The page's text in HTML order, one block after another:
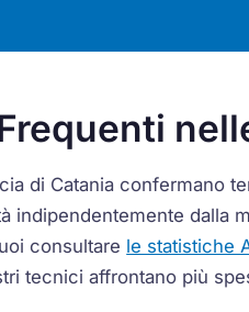
di Catania confermano
indipendentemente dalla
consultare le statistiche
tecnici affrontano più